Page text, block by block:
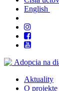
English
Aktuality
O projekte